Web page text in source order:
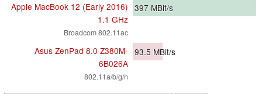
Apple MacBook 12 (Early 2016)
1.1 GHz
Broadcom 802.11ac
397 MBit/s
Asus ZenPad 8.0 Z380M-
6B026A
802.11a/b/g/n
93.5 MBit/s